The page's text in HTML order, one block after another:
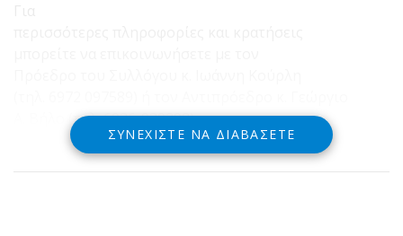
Α. Βήλο (τηλ. 6936-939398)
ΣΥΝΕΧΊΣΤΕ ΝΑ ΔΙΑΒΆΣΕΤΕ